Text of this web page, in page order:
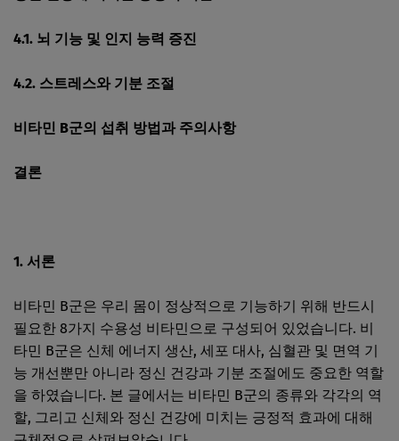
4.1. 뇌 기능 및 인지 능력 증진
4.2. 스트레스와 기분 조절
비타민 B군의 섭취 방법과 주의사항
결론
1. 서론
비타민 B군은 우리 몸이 정상적으로 기능하기 위해 반드시
필요한 8가지 수용성 비타민으로 구성되어 있었습니다. 비
타민 B군은 신체 에너지 생산, 세포 대사, 심혈관 및 면역 기
능 개선뿐만 아니라 정신 건강과 기분 조절에도 중요한 역할
을 하였습니다. 본 글에서는 비타민 B군의 종류와 각각의 역
할, 그리고 신체와 정신 건강에 미치는 긍정적 효과에 대해